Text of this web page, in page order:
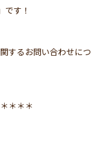
」です！
するお問い合わせにつ
＊＊＊